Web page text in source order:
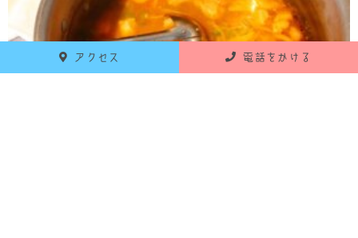
アクセス 電話をかける